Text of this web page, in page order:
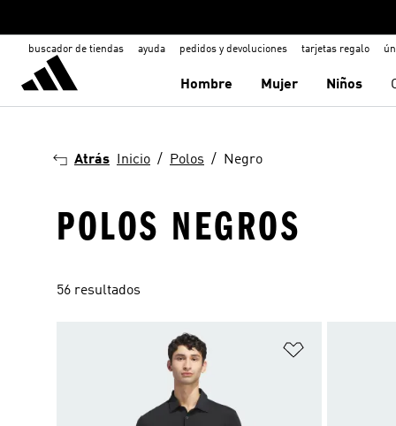
buscador de tiendas ayuda pedidos y devoluciones tarjetas regalo
Hombre Mujer Niños
Atrás Inicio Polos Negro
POLOS NEGROS
56 resultados
Añadir a la